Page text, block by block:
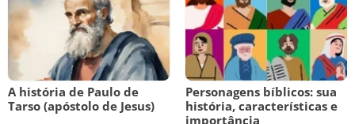
A história de Paulo de
Tarso (apóstolo de Jesus)
Personagens bíblicos: sua
história, características e
importância